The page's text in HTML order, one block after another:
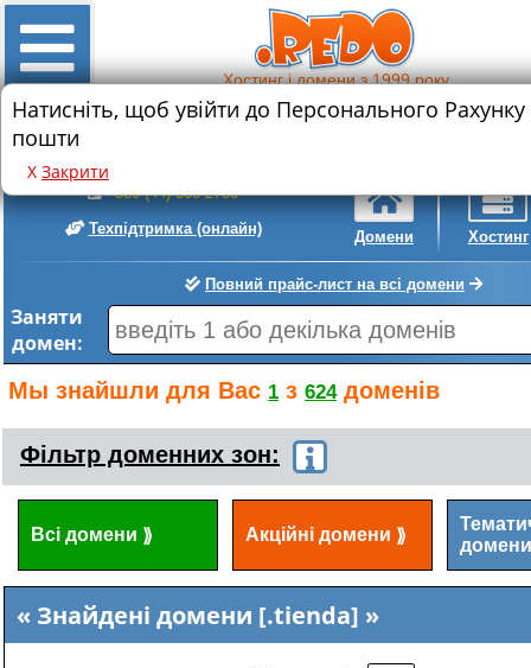
Хостинг і домени з 1999 року
Знижка на реєстрацію нового домену
+380 (44) 300-2780
Техпідтримка (онлайн) Домени Хостинг
Повний прайс-лист на всі домени
Заняти
домен:
Натисніть, щоб увійти до Персонального
пошти
Х Закрити
Мы знайшли для Вас 1 з 624доменів
Фільтр доменних зон:
Всі домени ⟫ Акційні домени ⟫
домени
Знайдені домени [.tienda]